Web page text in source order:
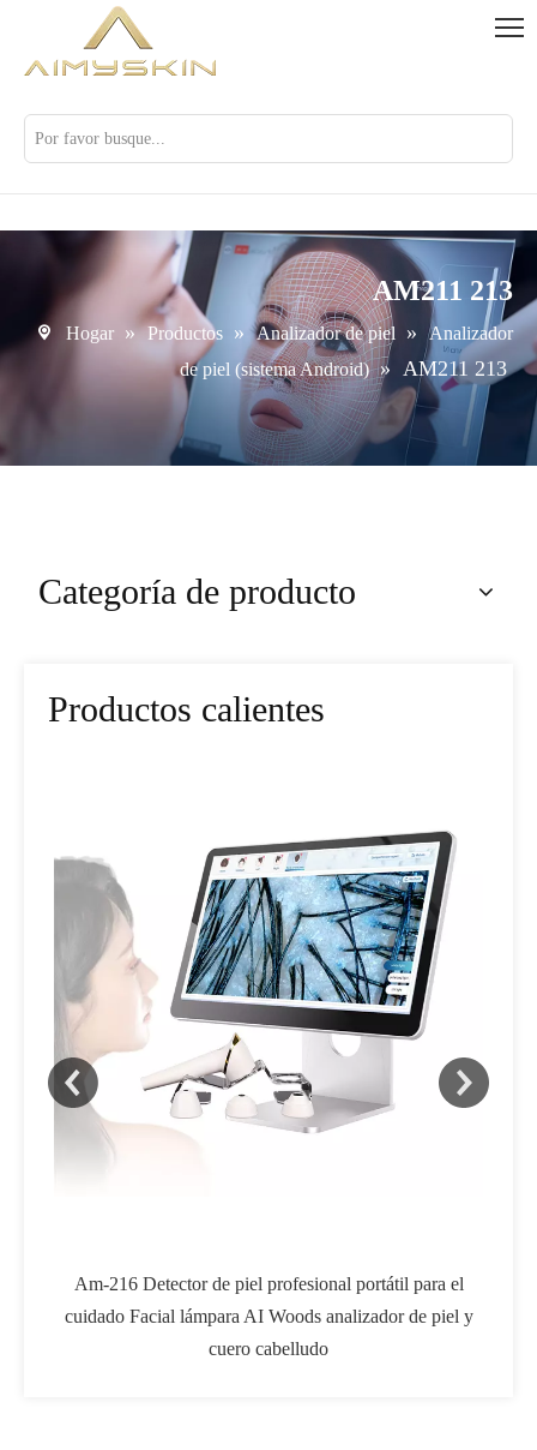
AM211 213
Hogar » Productos » Analizador de piel »
Analizador
de piel (sistema Android) » AM211 213
Categoría de producto
Productos calientes
Am-216 Detector de piel profesional portátil para el
cuidado Facial lámpara AI Woods analizador de piel y
cuero cabelludo